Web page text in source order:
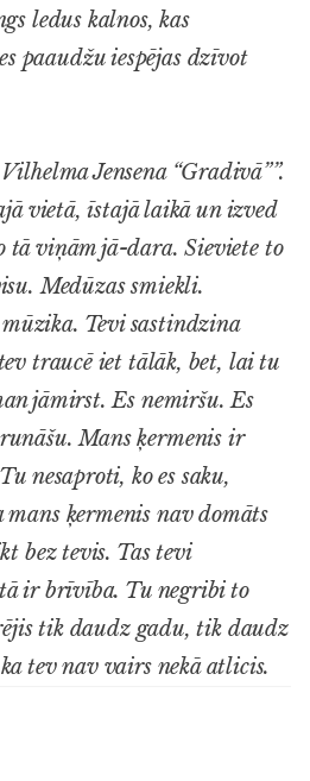
ledus kalnos, kas
paaudžu iespējas dzīvot
Jensena “Gradivā””.
vietā, īstajā laikā un izved
tā viņām jā-dara. Sieviete to
Medūzas smiekli.
Tevi sastindzina
traucē iet tālāk, bet, lai tu
jāmirst. Es nemiršu. Es
Mans ķermenis ir
nesa­proti, ko es saku,
ķermenis nav domāts
bez tevis. Tas tevi
ir brī­vība. Tu negribi to
tik daudz gadu, tik daudz
tev nav vairs nekā atlicis.